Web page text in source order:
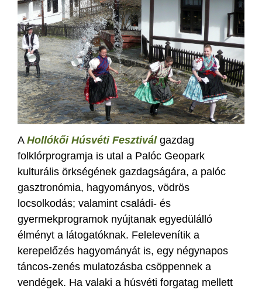
A Hollókői Húsvéti Fesztivál gazdag
folklórprogramja is utal a Palóc Geopark
kulturális örkségének gazdagságára, a palóc
gasztronómia, hagyományos, vödrös
locsolkodás; valamint családi- és
gyermekprogramok nyújtanak egyedülálló
élményt a látogatóknak. Felelevenítik a
kerepelőzés hagyományát is, egy négynapos
táncos-zenés mulatozásba csöppennek a
vendégek. Ha valaki a húsvéti forgatag mellett